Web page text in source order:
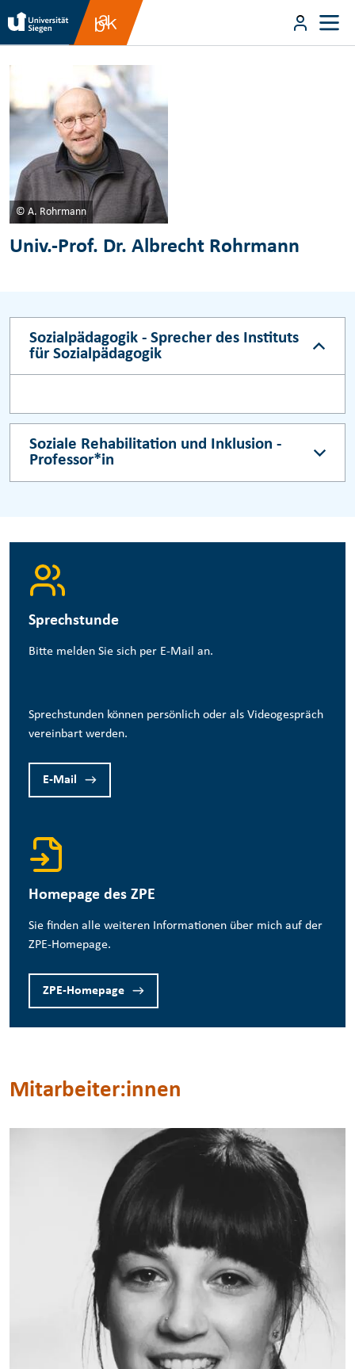
Direkt zum Inhalt
User
© A. Rohrmann
Univ.-Prof. Dr. Albrecht Rohrmann
Sozialpädagogik - Sprecher des Instituts
für Sozialpädagogik
Soziale Rehabilitation und Inklusion -
Professor*in
Sprechstunde
Bitte melden Sie sich per E-Mail an.
Sprechstunden können persönlich oder als Videogespräch
vereinbart werden.
E-Mail
Homepage des ZPE
Sie finden alle weiteren Informationen über mich auf der
ZPE-Homepage.
ZPE-Homepage
Mitarbeiter:innen